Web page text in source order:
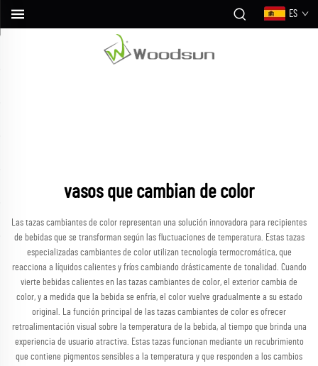
ES
vasos que cambian de color
Las tazas cambiantes de color representan una solución innovadora para recipientes
de bebidas que se transforman según las fluctuaciones de temperatura. Estas tazas
especializadas cambiantes de color utilizan tecnología termocromática, que
reacciona a líquidos calientes y fríos cambiando drásticamente de tonalidad. Cuando
vierte bebidas calientes en las tazas cambiantes de color, el exterior cambia de
color, y a medida que la bebida se enfría, el color vuelve gradualmente a su estado
original. La función principal de las tazas cambiantes de color es ofrecer
retroalimentación visual sobre la temperatura de la bebida, al tiempo que brinda una
experiencia de usuario atractiva. Estas tazas funcionan mediante un recubrimiento
que contiene pigmentos sensibles a la temperatura y que responden a los cambios